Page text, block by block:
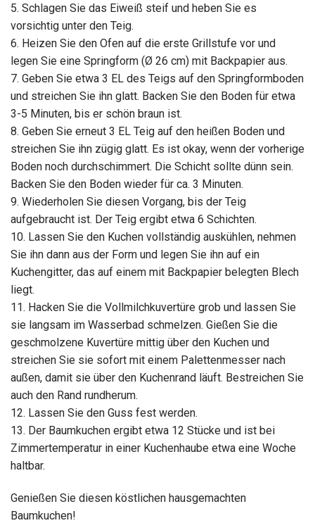
5. Schlagen Sie das Eiweiß steif und heben Sie es
vorsichtig unter den Teig.
6. Heizen Sie den Ofen auf die erste Grillstufe vor und
legen Sie eine Springform (Ø 26 cm) mit Backpapier aus.
7. Geben Sie etwa 3 EL des Teigs auf den Springformboden
und streichen Sie ihn glatt. Backen Sie den Boden für etwa
3-5 Minuten, bis er schön braun ist.
8. Geben Sie erneut 3 EL Teig auf den heißen Boden und
streichen Sie ihn zügig glatt. Es ist okay, wenn der vorherige
Boden noch durchschimmert. Die Schicht sollte dünn sein.
Backen Sie den Boden wieder für ca. 3 Minuten.
9. Wiederholen Sie diesen Vorgang, bis der Teig
aufgebraucht ist. Der Teig ergibt etwa 6 Schichten.
10. Lassen Sie den Kuchen vollständig auskühlen, nehmen
Sie ihn dann aus der Form und legen Sie ihn auf ein
Kuchengitter, das auf einem mit Backpapier belegten Blech
liegt.
11. Hacken Sie die Vollmilchkuvertüre grob und lassen Sie
sie langsam im Wasserbad schmelzen. Gießen Sie die
geschmolzene Kuvertüre mittig über den Kuchen und
streichen Sie sie sofort mit einem Palettenmesser nach
außen, damit sie über den Kuchenrand läuft. Bestreichen Sie
auch den Rand rundherum.
12. Lassen Sie den Guss fest werden.
13. Der Baumkuchen ergibt etwa 12 Stücke und ist bei
Zimmertemperatur in einer Kuchenhaube etwa eine Woche
haltbar.
Genießen Sie diesen köstlichen hausgemachten
Baumkuchen!